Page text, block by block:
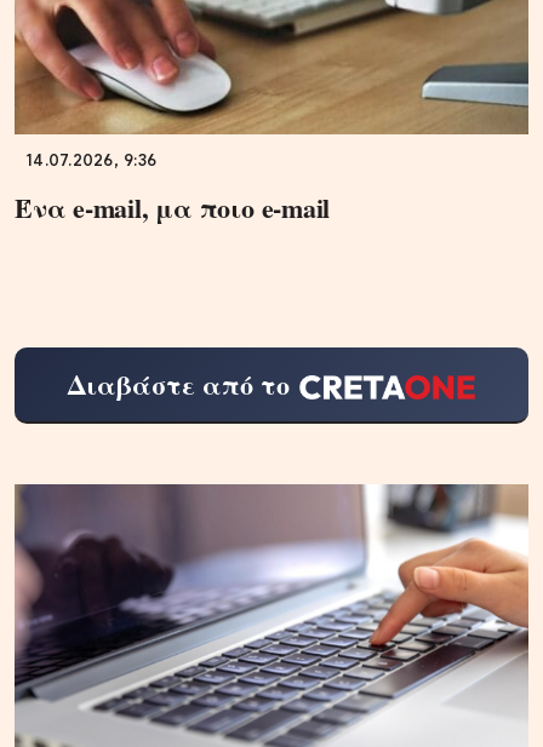
14.07.2026, 9:36
Ένα e-mail, μα ποιο e-mail
Διαβάστε από το